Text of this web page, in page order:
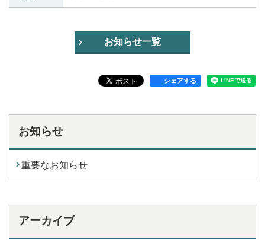
お知らせ一覧
シェアする
お知らせ
重要なお知らせ
アーカイブ